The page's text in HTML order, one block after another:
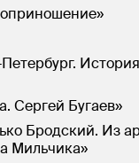
Сергей Бугаев»
Бродский. Из
Мильчика»